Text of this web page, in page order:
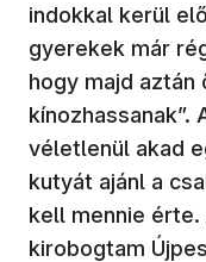
indokkal kerül
gyerekek már
hogy majd aztán
véletlenül akad
kutyát ajánl a
kell mennie érte.
kirobogtam